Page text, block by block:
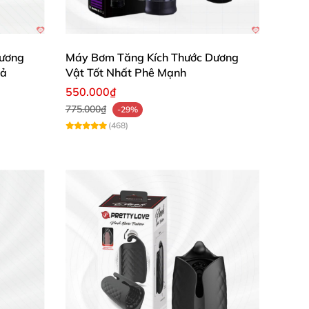
Mình rất hài lòng!"
công tác."
kích thước và cải thiện đời sống tình dục
Máy Bơm Tăng Kích Thước Dương
Vật Tốt Nhất Phê Mạnh
550.000₫
775.000₫
-29%
(468)